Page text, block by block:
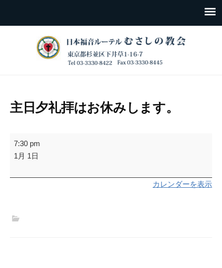
主日夕礼拝はお休みします。
主
日
礼
7:30 pm
1月 1日
カレンダーを表示